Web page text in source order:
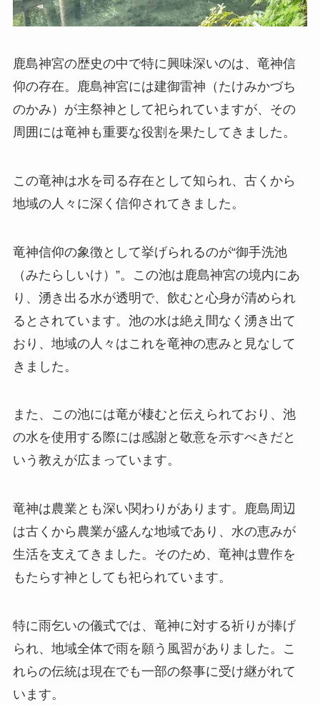
鹿島神宮の歴史の中で特に興味深いのは、竜神信
仰の存在。鹿島神宮には建御雷神（たけみかづち
のかみ）が主祭神として祀られていますが、その
周囲には竜神も重要な役割を果たしてきました。
この竜神は水を司る存在として知られ、古くから
地域の人々に深く信仰されてきました。
竜神信仰の象徴として挙げられるのが“御手洗池
（みたらしいけ）”。この池は鹿島神宮の境内にあ
り、湧き出る水が透明で、飲むと心身が清められ
るとされています。池の水は絶え間なく湧き出て
おり、地域の人々はこれを竜神の恵みと見なして
きました。
また、この池には竜が棲むと伝えられており、池
の水を使用する際には感謝と敬意を示すべきだと
いう教えが広まっています。
竜神は農業とも深い関わりがあります。鹿島周辺
は古くから農業が盛んな地域であり、水の恵みが
生活を支えてきました。そのため、竜神は豊作を
もたらす神としても祀られています。
特に雨乞いの儀式では、竜神に対する祈りが捧げ
られ、地域全体で雨を願う風習がありました。こ
れらの伝統は現在でも一部の祭事に受け継がれて
います。